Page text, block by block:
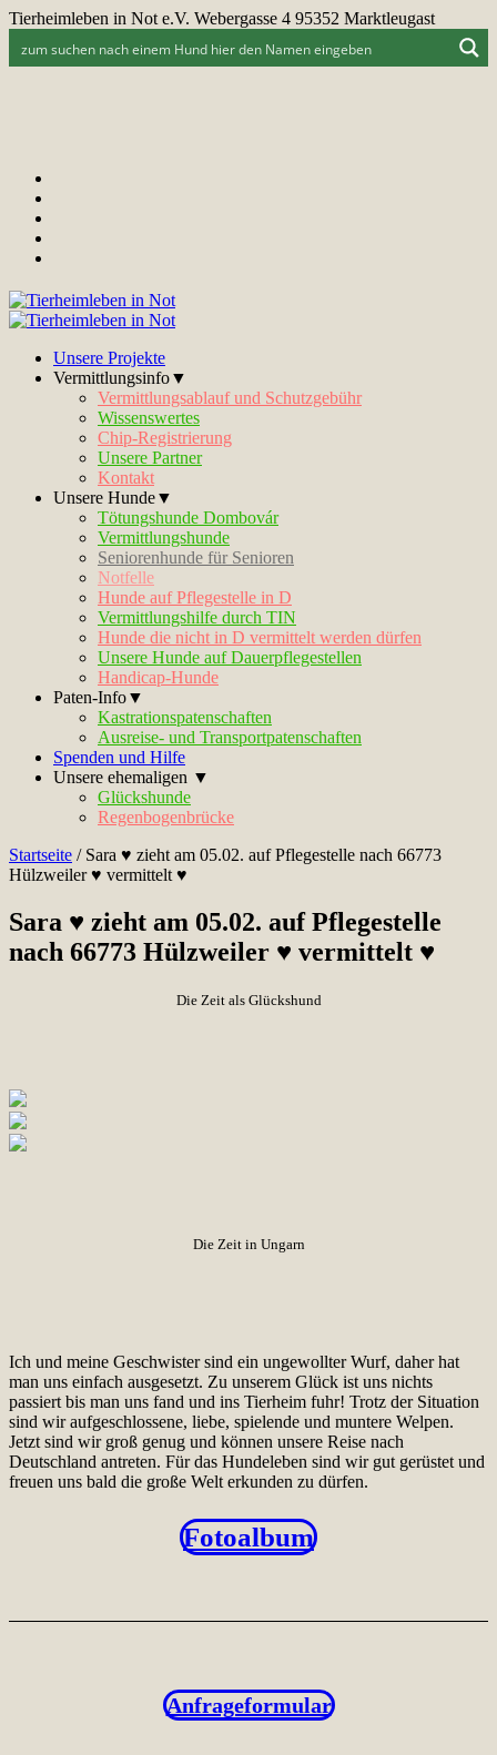
Tierheimleben in Not e.V. Webergasse 4 95352 Marktleugast
Unsere Projekte
Vermittlungsinfo▼
Vermittlungsablauf und Schutzgebühr
Wissenswertes
Chip-Registrierung
Unsere Partner
Kontakt
Unsere Hunde▼
Tötungshunde Dombovár
Vermittlungshunde
Seniorenhunde für Senioren
Notfelle
Hunde auf Pflegestelle in D
Vermittlungshilfe durch TIN
Hunde die nicht in D vermittelt werden dürfen
Unsere Hunde auf Dauerpflegestellen
Handicap-Hunde
Paten-Info▼
Kastrationspatenschaften
Ausreise- und Transportpatenschaften
Spenden und Hilfe
Unsere ehemaligen ▼
Glückshunde
Regenbogenbrücke
Startseite / Sara ♥ zieht am 05.02. auf Pflegestelle nach 66773
Hülzweiler ♥ vermittelt ♥
Sara ♥ zieht am 05.02. auf Pflegestelle
nach 66773 Hülzweiler ♥ vermittelt ♥
Die Zeit als Glückshund
Die Zeit in Ungarn
Ich und meine Geschwister sind ein ungewollter Wurf, daher hat
man uns einfach ausgesetzt. Zu unserem Glück ist uns nichts
passiert bis man uns fand und ins Tierheim fuhr! Trotz der Situation
sind wir aufgeschlossene, liebe, spielende und muntere Welpen.
Jetzt sind wir groß genug und können unsere Reise nach
Deutschland antreten. Für das Hundeleben sind wir gut gerüstet und
freuen uns bald die große Welt erkunden zu dürfen.
Fotoalbum
Anfrageformular